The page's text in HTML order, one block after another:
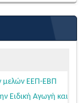
μελών ΕΕΠ-ΕΒΠ
Ειδική Αγωγή και